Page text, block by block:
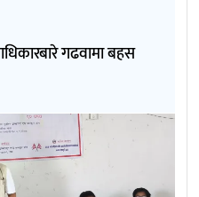
गढवामा बहस